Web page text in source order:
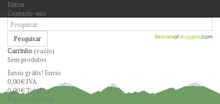
Entrar
Contacte-nos
Pesquisar
Carrinho(vazio)
Sem produtos
Envio grátis! Envio
0,00 € IVA
0,00 €Total
Preços com IVA